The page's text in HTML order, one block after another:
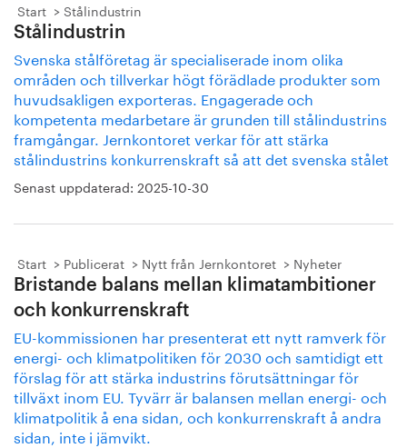
Start Stålindustrin
Stålindustrin
Svenska stålföretag är specialiserade inom olika
områden och tillverkar högt förädlade produkter som
huvudsakligen exporteras. Engagerade och
kompetenta medarbetare är grunden till stålindustrins
framgångar. Jernkontoret verkar för att stärka
stålindustrins konkurrenskraft så att det svenska stålet
Senast uppdaterad: 2025-10-30
Start Publicerat Nytt från Jernkontoret Nyheter
Bristande balans mellan klimatambitioner
och konkurrenskraft
EU-kommissionen har presenterat ett nytt ramverk för
energi- och klimatpolitiken för 2030 och samtidigt ett
förslag för att stärka industrins förutsättningar för
tillväxt inom EU. Tyvärr är balansen mellan energi- och
klimatpolitik å ena sidan, och konkurrenskraft å andra
sidan, inte i jämvikt.